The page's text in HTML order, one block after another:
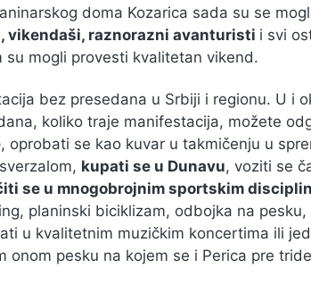
doma Kozarica sada su se
raznorazni avanturisti i svi
mogli provesti kvalitetan vikend.
bez presedana u Srbiji i regionu. U i
koliko traje manifestacija, možete
, oprobati se kao kuvar u takmičenju u
kupati se u Dunavu, voziti se
se u mnogobrojnim sportskim
planinski biciklizam, odbojka na
u kvalitetnim muzičkim koncertima ili
onom pesku na kojem se i Perica pre